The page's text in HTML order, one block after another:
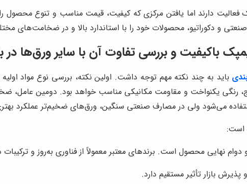
فعالیت دارند اما یافتن مرکزی که کیفیت، قیمت مناسب و تنوع محصول
و دکوراتیو، محصولات خود را با استاندارد بالا و در ضخامت‌های
باکیفیت و بررسی تفاوت آن با سایر ورق‌ها در
باید به چند نکته مهم توجه داشت. اولین نکته، بررسی نوع مواد اولیه
یکنواخت و مقاومت مکانیکی مناسب خواهد بود. دومین عامل،
می‌شود ولی در مصارف صنعتی سنگین، ورق‌های ضخیم‌تر عملکرد
است:
نهایی محصول است. برندهای معتبر معمولاً از فناوری به‌روز و ترکیبات
بازار تأثیر مستقیم دارد.